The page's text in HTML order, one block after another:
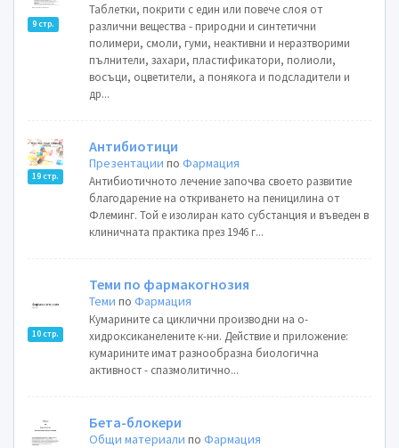
9 стр.
Таблетки, покрити с един или повече слоя от
различни вещества - природни и синтетични
полимери, смоли, гуми, неактивни и неразтворими
пълнители, захари, пластификатори, полиоли,
восъци, оцветители, а понякога и подсладители и
др...
19 стр.
Антибиотици
Презентации поФармация
Антибиотичното лечение започва своето развитие
благодарение на откриването на пеницилина от
Флеминг. Той е изолиран като субстанция и въведен в
клиничната практика през 1946 г...
10 стр.
Теми по фармакогнозия
Теми поФармация
Кумарините са циклични производни на о-
хидроксиканелените к-ни. Действие и приложение:
кумарините имат разнообразна биологична
активност - спазмолитично...
Бета-блокери
Общи материали поФармация